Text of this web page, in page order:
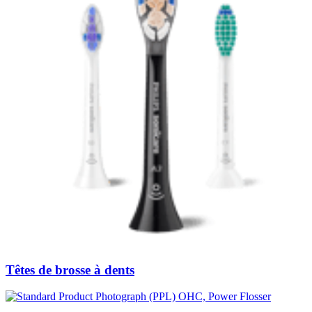
Têtes de brosse à dents